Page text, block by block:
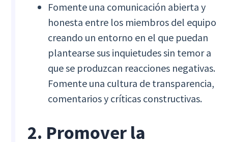
Fomente una comunicación abierta y
honesta entre los miembros del equipo
creando un entorno en el que puedan
plantearse sus inquietudes sin temor a
que se produzcan reacciones negativas.
Fomente una cultura de transparencia,
comentarios y críticas constructivas.
2. Promover la